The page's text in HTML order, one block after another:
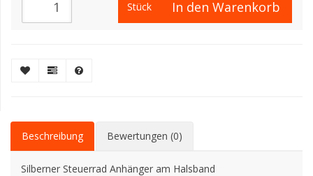
Stück In den Warenkorb
Beschreibung Bewertungen (0)
Silberner Steuerrad Anhänger am Halsband